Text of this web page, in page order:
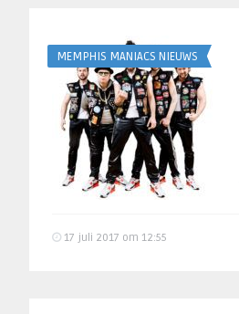
MEMPHIS MANIACS NIEUWS
17 juli 2017 om 12:55